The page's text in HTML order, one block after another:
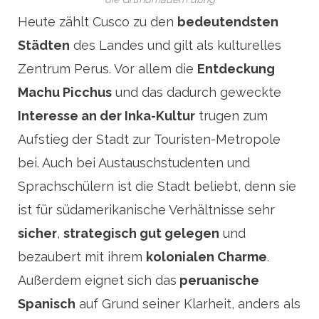
Heute zählt Cusco zu den bedeutendsten
Städten des Landes und gilt als kulturelles
Zentrum Perus. Vor allem die Entdeckung
Machu Picchus und das dadurch geweckte
Interesse an der Inka-Kultur trugen zum
Aufstieg der Stadt zur Touristen-Metropole
bei. Auch bei Austauschstudenten und
Sprachschülern ist die Stadt beliebt, denn sie
ist für südamerikanische Verhältnisse sehr
sicher, strategisch gut gelegen und
bezaubert mit ihrem kolonialen Charme.
Außerdem eignet sich das peruanische
Spanisch auf Grund seiner Klarheit, anders als